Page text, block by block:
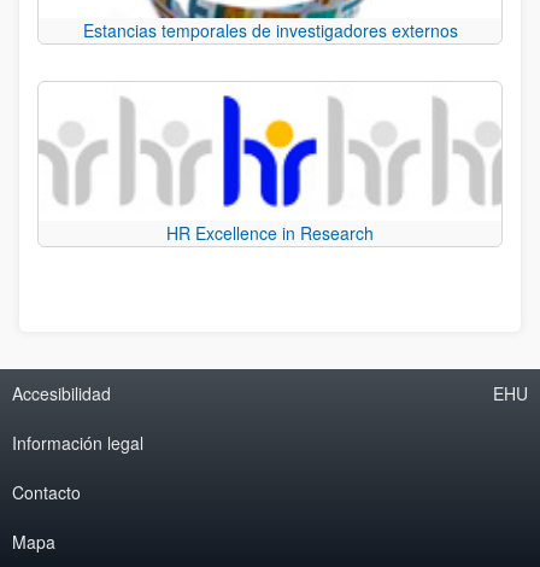
Estancias temporales de investigadores externos
HR Excellence in Research
Accesibilidad
Información legal
Contacto
Mapa
EHU